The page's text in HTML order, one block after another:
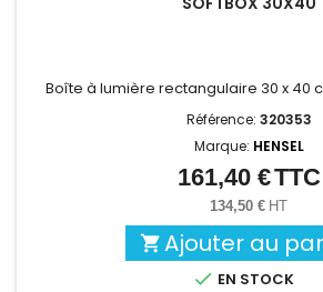
Boîte à lumière rectangulaire 30 x 40
Référence: 320353
Marque: HENSEL
Prix
161,40 €TTC
134,50 € HT
 Ajouter au
 EN STOCK